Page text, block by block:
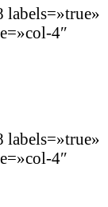
4″
4″